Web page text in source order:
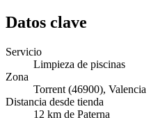
Datos clave
Servicio
Limpieza de piscinas
Zona
Torrent (46900), Valencia
Distancia desde tienda
12 km de Paterna